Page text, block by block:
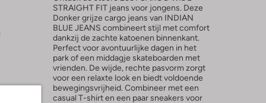
STRAIGHT FIT jeans voor jongens. Deze
Donker grijze cargo jeans van INDIAN
BLUE JEANS combineert stijl met comfort
dankzij de zachte katoenen binnenkant.
Perfect voor avontuurlijke dagen in het
park of een middagje skateboarden met
vrienden. De wijde, rechte pasvorm zorgt
voor een relaxte look en biedt voldoende
bewegingsvrijheid. Combineer met een
casual T-shirt en een paar sneakers voor